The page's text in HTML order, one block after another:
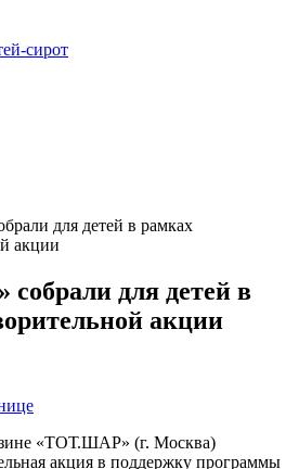
сирот
для детей в рамках
акции
собрали для детей в
акции
«ТОТ.ШАР» (г. Москва)
акция в поддержку программы